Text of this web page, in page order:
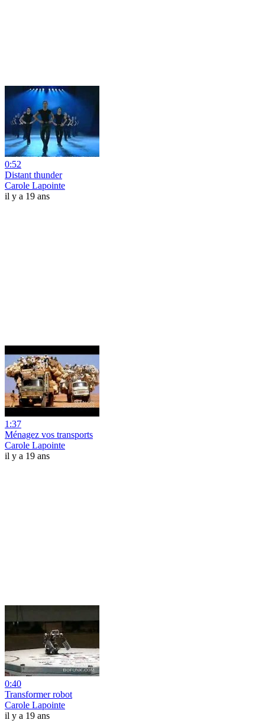
0:52
Distant thunder
Carole Lapointe
il y a 19 ans
1:37
Ménagez vos transports
Carole Lapointe
il y a 19 ans
0:40
Transformer robot
Carole Lapointe
il y a 19 ans